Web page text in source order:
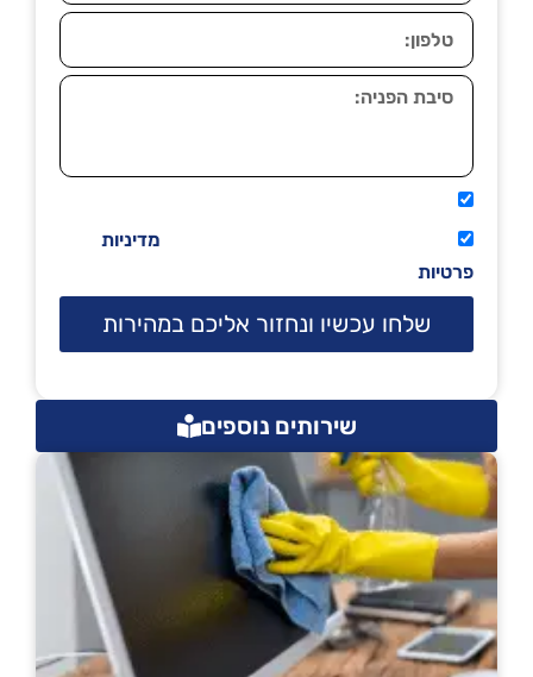
מדיניות
פרטיות
שלחו עכשיו ונחזור אליכם במהירות
שירותים נוספים